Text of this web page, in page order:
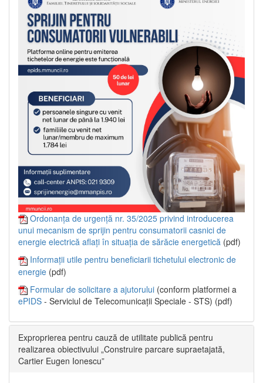
Ordonanța de urgență nr. 35/2025 privind introducerea
unui mecanism de sprijin pentru consumatorii casnici de
energie electrică aflați în situația de sărăcie energetică (pdf)
Informații utile pentru beneficiarii tichetului electronic de
energie (pdf)
Formular de solicitare a ajutorului (conform platformei a
ePIDS - Serviciul de Telecomunicații Speciale - STS) (pdf)
Exproprierea pentru cauză de utilitate publică pentru
realizarea obiectivului „Construire parcare supraetajată,
Cartier Eugen Ionescu”